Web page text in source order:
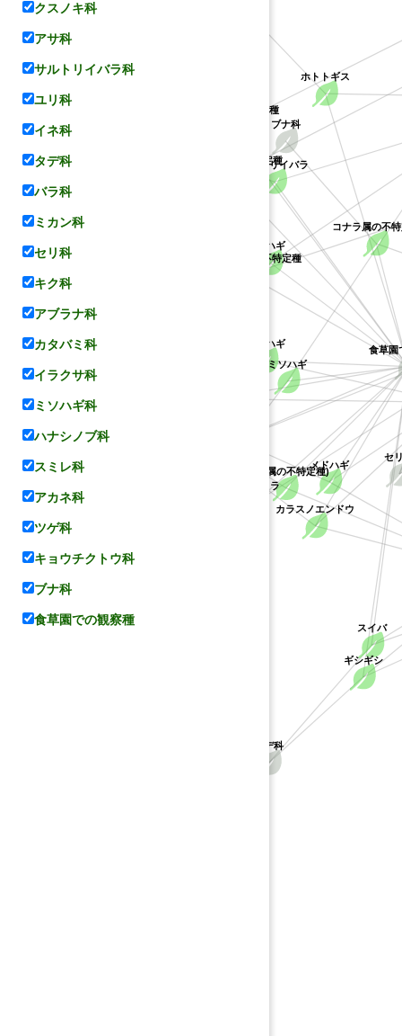
ヤマハギ
メドハギ
ハス科
カラスノエンドウ
サルトリイバラ
ホトトギス
タデ科
スイバ
ギシギシ
バラ科
セ
ミソハギ
シバザクラ
(ハギ属の不特定種)
ケハギ
クチナシ属の不特定種
クソカズラ属の不特定種
キョウチクトウ科 キジョラン属の不特定種
ブナ科
コナラ属の不
食草園
クスノキ科
アサ科
サルトリイバラ科
ユリ科
イネ科
タデ科
バラ科
ミカン科
セリ科
キク科
アブラナ科
カタバミ科
イラクサ科
ミソハギ科
ハナシノブ科
スミレ科
アカネ科
ツゲ科
キョウチクトウ科
ブナ科
食草園での観察種